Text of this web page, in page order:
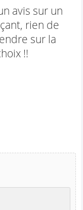
avis sur un
, rien de
sur la
!!